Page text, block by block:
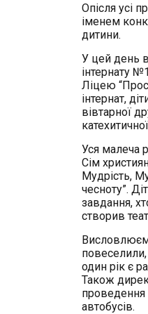
Опісля усі
іменем
дитини.
У цей день в
інтернату
Ліцею
інтернат,
вівтарної
Уся малеча
Сім
Мудрість,
чесноту”.
завдання,
створив
повеселили,
один рік є
Також
проведення
автобусів.